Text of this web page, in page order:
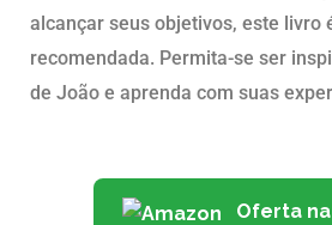
alcançar seus objetivos, este livro
recomendada. Permita-se ser
de João e aprenda com suas
Oferta